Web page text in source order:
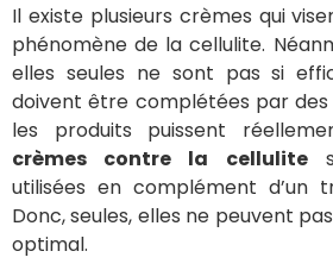
Il existe plusieurs crèmes qui
phénomène de la cellulite.
elles seules ne sont pas si
doivent être complétées par des
les produits puissent
crèmes contre la cellulite
utilisées en complément d’un
Donc, seules, elles ne peuvent
optimal.